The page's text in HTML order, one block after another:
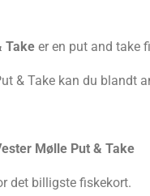
Takeer en put and take
& Take kan du blandt
Mølle Put & Take
det billigste fiskekort.